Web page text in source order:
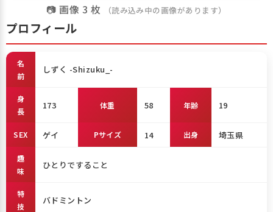
📷 画像 3 枚 （読み込み中の画像があります）
プロフィール
名
前
しずく -Shizuku_-
身
長
173 体重 58 年齢 19
SEX ゲイ Pサイズ 14 出身 埼玉県
趣
味
ひとりですること
特
技
バドミントン